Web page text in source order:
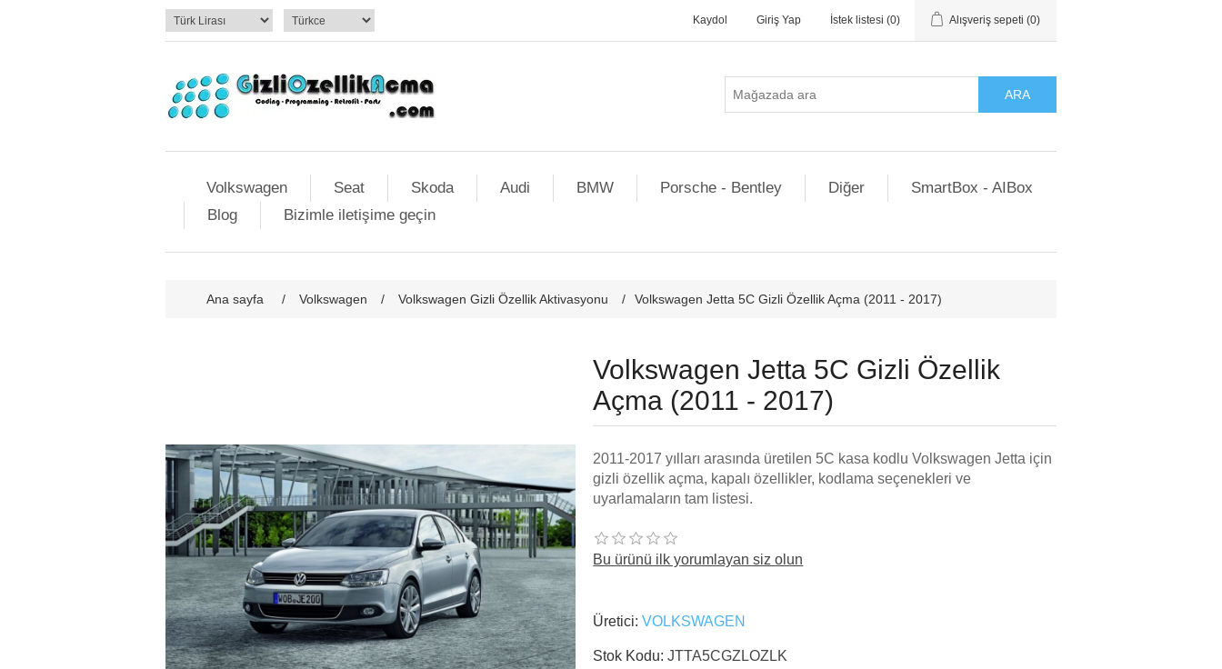
Kaydol Giriş Yap İstek listesi (0) Alışveriş sepeti (0)
ARA
Volkswagen Seat Skoda Audi BMW Porsche - Bentley Diğer
SmartBox - AIBox
Blog
Bizimle iletişime geçin
Ana sayfa / Volkswagen / Volkswagen Gizli Özellik Aktivasyonu / Volkswagen Jetta 5C Gizli Özellik Açma (2011 - 2017)
Volkswagen Jetta 5C Gizli Özellik
Açma (2011 - 2017)
2011-2017 yılları arasında üretilen 5C kasa kodlu Volkswagen Jetta için
gizli özellik açma, kapalı özellikler, kodlama seçenekleri ve
uyarlamaların tam listesi.
Bu ürünü ilk yorumlayan siz olun
Üretici: VOLKSWAGEN
Stok Kodu: JTTA5CGZLOZLK